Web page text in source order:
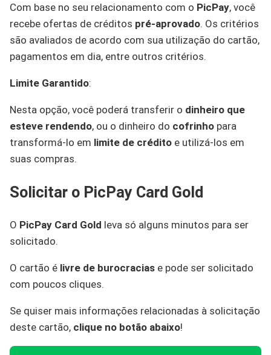
Com base no seu relacionamento com o PicPay, você
recebe ofertas de créditos pré-aprovado. Os critérios
são avaliados de acordo com sua utilização do cartão,
pagamentos em dia, entre outros critérios.
Limite Garantido:
Nesta opção, você poderá transferir o dinheiro que
esteve rendendo, ou o dinheiro do cofrinho para
transformá-lo em limite de crédito e utilizá-los em
suas compras.
Solicitar o PicPay Card Gold
O PicPay Card Gold leva só alguns minutos para ser
solicitado.
O cartão é livre de burocracias e pode ser solicitado
com poucos cliques.
Se quiser mais informações relacionadas à solicitação
deste cartão, clique no botão abaixo!